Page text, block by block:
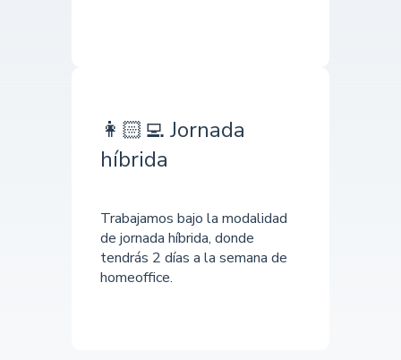
👩🏻‍💻 Jornada
híbrida
Trabajamos bajo la modalidad
de jornada híbrida, donde
tendrás 2 días a la semana de
homeoffice.